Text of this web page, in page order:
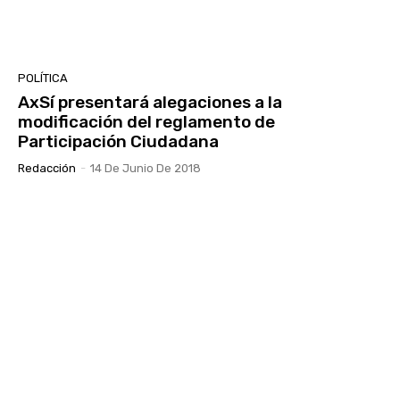
POLÍTICA
AxSí presentará alegaciones a la
modificación del reglamento de
Participación Ciudadana
Redacción - 14 De Junio De 2018